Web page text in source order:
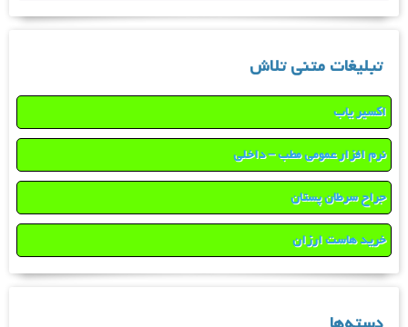
تبلیغات متنی تلاش
اکسیر یاب
نرم افزار عمومی مطب – داخلی
جراح سرطان پستان
خرید هاست ارزان